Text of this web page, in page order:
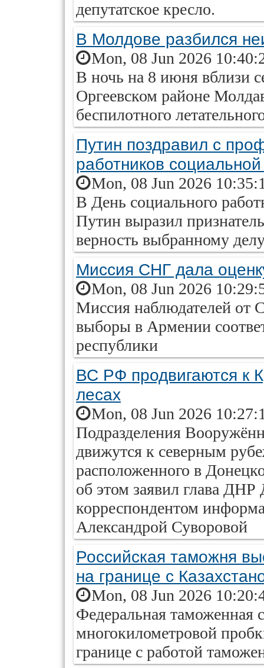
депутатское кресло.
В Молдове разбился
Mon, 08 Jun 2026
В ночь на 8 июня вблизи
Оргеевском районе
беспилотного
Путин поздравил с
работников
Mon, 08 Jun 2026
В День социального
Путин выразил
верность выбранному
Миссия СНГ дала
Mon, 08 Jun 2026
Миссия наблюдателей от
выборы в Армении
республики
ВС РФ продвигаются к
лесах
Mon, 08 Jun 2026
Подразделения
движутся к северным
расположенного в
об этом заявил глава
корреспондентом
Александрой Суворовой
Российская таможня
на границе с
Mon, 08 Jun 2026
Федеральная таможенная
многокилометровой
границе с работой